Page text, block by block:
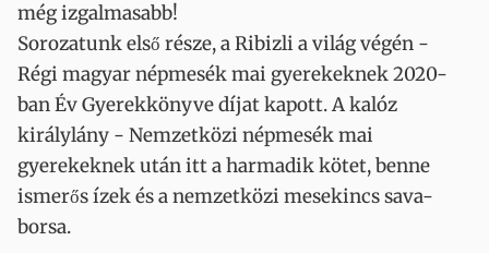
még izgalmasabb!
Sorozatunk első része, a Ribizli a világ végén -
Régi magyar népmesék mai gyerekeknek 2020-
ban Év Gyerekkönyve díjat kapott. A kalóz
királylány - Nemzetközi népmesék mai
gyerekeknek után itt a harmadik kötet, benne
ismerős ízek és a nemzetközi mesekincs sava-
borsa.